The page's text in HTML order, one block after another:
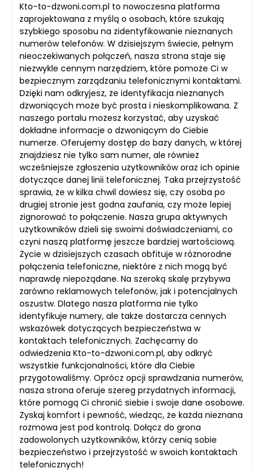
Kto-to-dzwoni.com.pl to nowoczesna platforma
zaprojektowana z myślą o osobach, które szukają
szybkiego sposobu na zidentyfikowanie nieznanych
numerów telefonów. W dzisiejszym świecie, pełnym
nieoczekiwanych połączeń, nasza strona staje się
niezwykle cennym narzędziem, które pomoże Ci w
bezpiecznym zarządzaniu telefonicznymi kontaktami.
Dzięki nam odkryjesz, że identyfikacja nieznanych
dzwoniących może być prosta i nieskomplikowana. Z
naszego portalu możesz korzystać, aby uzyskać
dokładne informacje o dzwoniącym do Ciebie
numerze. Oferujemy dostęp do bazy danych, w której
znajdziesz nie tylko sam numer, ale również
wcześniejsze zgłoszenia użytkowników oraz ich opinie
dotyczące danej linii telefonicznej. Taka przejrzystość
sprawia, że w kilka chwil dowiesz się, czy osoba po
drugiej stronie jest godna zaufania, czy może lepiej
zignorować to połączenie. Nasza grupa aktywnych
użytkowników dzieli się swoimi doświadczeniami, co
czyni naszą platformę jeszcze bardziej wartościową.
Życie w dzisiejszych czasach obfituje w różnorodne
połączenia telefoniczne, niektóre z nich mogą być
naprawdę niepożądane. Na szeroką skalę przybywa
zarówno reklamowych telefonów, jak i potencjalnych
oszustw. Dlatego nasza platforma nie tylko
identyfikuje numery, ale także dostarcza cennych
wskazówek dotyczących bezpieczeństwa w
kontaktach telefonicznych. Zachęcamy do
odwiedzenia Kto-to-dzwoni.com.pl, aby odkryć
wszystkie funkcjonalności, które dla Ciebie
przygotowaliśmy. Oprócz opcji sprawdzania numerów,
nasza strona oferuje szereg przydatnych informacji,
które pomogą Ci chronić siebie i swoje dane osobowe.
Zyskaj komfort i pewność, wiedząc, że każda nieznana
rozmowa jest pod kontrolą. Dołącz do grona
zadowolonych użytkowników, którzy cenią sobie
bezpieczeństwo i przejrzystość w swoich kontaktach
telefonicznych!